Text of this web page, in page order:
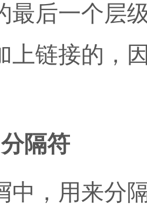
最后一个层
上链接的，
隔符
中，用来分